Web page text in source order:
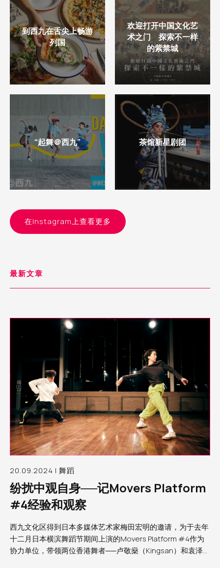
到西九在舌尖上畅游
列国
欢迎打开中国文化艺
术之门 探索不一样
的紫禁城
“起舞＠西九” 茶馆新星剧团
在Instagram上查看更多
最新文章
20.09.2024 | 舞蹈
纷扰中观自身──记Movers Platform
#4经验和观察
西九文化区得到日本多媒体艺术家梅田宏明的邀请，为于去年
十二月日本横滨舞蹈节期间上演的Movers Platform #4作为
协力单位，带领两位香港舞者──卢敬燊（Kingsan）和袁泽森